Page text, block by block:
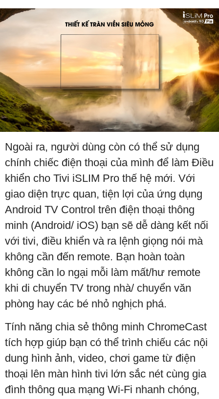
Ngoài ra, người dùng còn có thể sử dụng
chính chiếc điện thoại của mình để làm Điều
khiển cho Tivi iSLIM Pro thế hệ mới. Với
giao diện trực quan, tiện lợi của ứng dụng
Android TV Control trên điện thoại thông
minh (Android/ iOS) bạn sẽ dễ dàng kết nối
với tivi, điều khiển và ra lệnh giọng nói mà
không cần đến remote. Bạn hoàn toàn
không cần lo ngại mỗi làm mất/hư remote
khi di chuyển TV trong nhà/ chuyển văn
phòng hay các bé nhỏ nghịch phá.
Tính năng chia sẻ thông minh ChromeCast
tích hợp giúp bạn có thể trình chiếu các nội
dung hình ảnh, video, chơi game từ điện
thoại lên màn hình tivi lớn sắc nét cùng gia
đình thông qua mạng Wi-Fi nhanh chóng,